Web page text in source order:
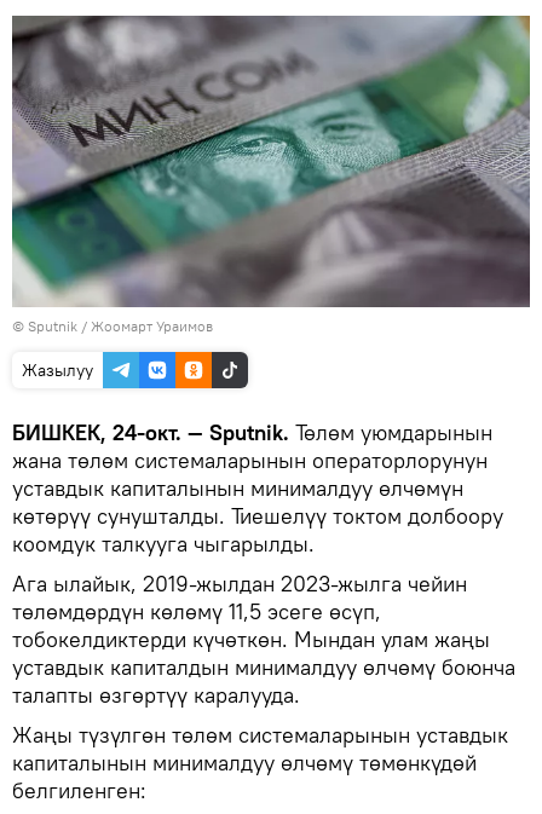
© Sputnik / Жоомарт Ураимов
Жазылуу
БИШКЕК, 24-окт. — Sputnik. Төлөм уюмдарынын
жана төлөм системаларынын операторлорунун
уставдык капиталынын минималдуу өлчөмүн
көтөрүү сунушталды. Тиешелүү токтом долбоору
коомдук талкууга чыгарылды.
Ага ылайык, 2019-жылдан 2023-жылга чейин
төлөмдөрдүн көлөмү 11,5 эсеге өсүп,
тобокелдиктерди күчөткөн. Мындан улам жаңы
уставдык капиталдын минималдуу өлчөмү боюнча
талапты өзгөртүү каралууда.
Жаңы түзүлгөн төлөм системаларынын уставдык
капиталынын минималдуу өлчөмү төмөнкүдөй
белгиленген: